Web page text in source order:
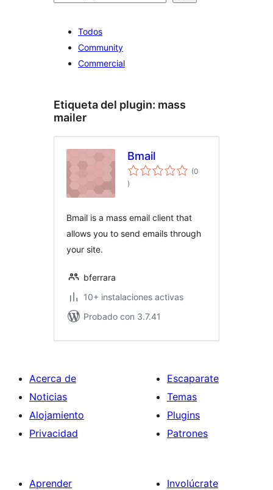
Todos
Community
Commercial
Etiqueta del plugin: mass
mailer
Bmail
(0
valoraciones
en
)
Bmail is a mass email client that
allows you to send emails through
your site.
bferrara
10+ instalaciones activas
Probado con 3.7.41
Acerca de
Noticias
Alojamiento
Privacidad
Escaparate
Temas
Plugins
Patrones
Aprender
Involúcrate